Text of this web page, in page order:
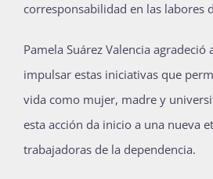
corresponsabilidad en las labores
Pamela Suárez Valencia
impulsar estas iniciativas que
vida como mujer, madre y
esta acción da inicio a una nueva
trabajadoras de la dependencia.